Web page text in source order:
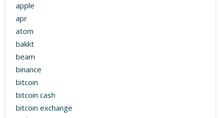
apple
apr
atom
bakkt
beam
binance
bitcoin
bitcoin cash
bitcoin exchange